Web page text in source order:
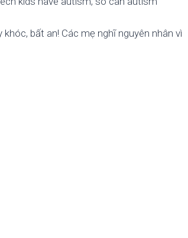
bất an! Các mẹ nghĩ nguyên nhân vì